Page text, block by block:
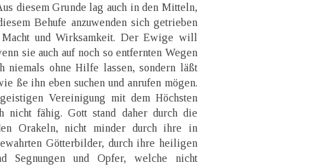
diesem Grunde lag auch in den Mitteln,
Behufe anzuwenden sich getrieben
und Wirksamkeit. Der Ewige will
sie auch auf noch so entfernten Wegen
niemals ohne Hilfe lassen, sondern läßt
ße ihn eben suchen und anrufen mögen.
Vereinigung mit dem Höchsten
nicht fähig. Gott stand daher durch die
Orakeln, nicht minder durch ihre in
Götterbilder, durch ihre heiligen
Segnungen und Opfer, welche nicht